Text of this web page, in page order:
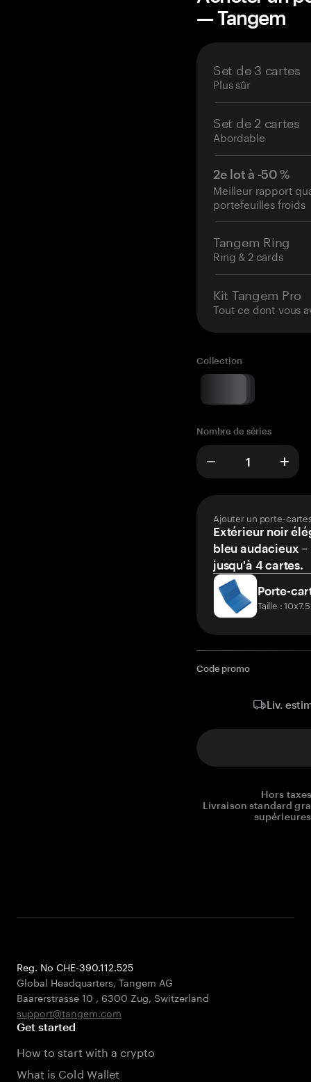
— Tangem
Set de 3 cartes
Plus sûr
Set de 2 cartes
Abordable
2e lot à -50 %
Meilleur rapport
portefeuilles froids
Tangem Ring
Ring & 2 cards
Kit Tangem Pro
Tout ce dont vous
Collection
Nombre de séries
Ajouter un porte-
Extérieur noir
bleu audacieux
jusqu'à 4 cartes.
Porte-
Taille :
Code promo
Liv.
Hors
Livraison standard
Reg. No CHE-390.112.525
Global Headquarters, Tangem AG
Baarerstrasse 10 , 6300 Zug, Switzerland
support@tangem.com
Get started
How to start with a crypto
What is Cold Wallet